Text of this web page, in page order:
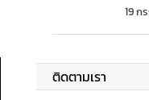
19 ก
ติดตามเรา